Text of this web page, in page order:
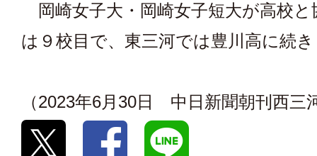
岡崎女子大・岡崎女子短大が高校と
は９校目で、東三河では豊川高に続
（2023年6月30日 中日新聞朝刊西三